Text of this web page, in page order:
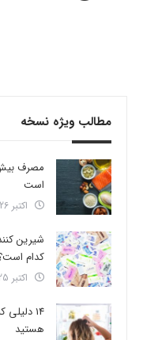
مطالب ویژه نسخه
است
اکتبر 26, 2024
شیرین
کدام
اکتبر 25, 2024
14
هستید